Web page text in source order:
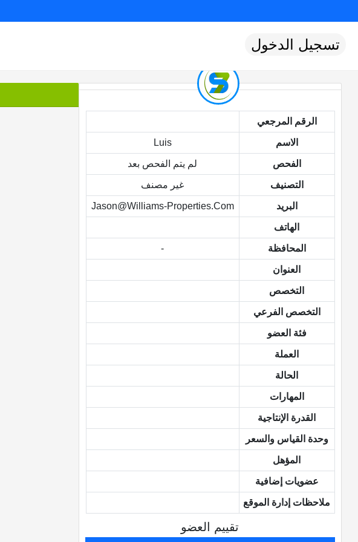
تسجيل الدخول
الرقم المرجعي
الاسم Luis
الفحص لم يتم الفحص بعد
التصنيف غير مصنف
البريد Jason@williams-Properties.com
الهاتف
المحافظة -
العنوان
التخصص
التخصص الفرعي
فئة العضو
العملة
الحالة
المهارات
القدرة الإنتاجية
وحدة القياس والسعر
المؤهل
عضويات إضافية
ملاحظات إدارة الموقع
تقييم العضو